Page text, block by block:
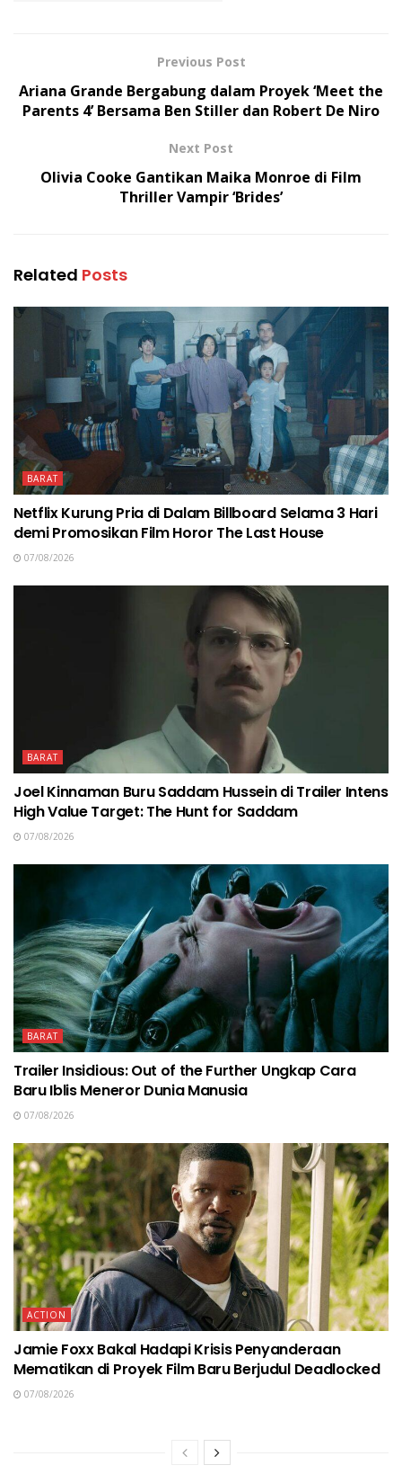
Previous Post
Ariana Grande Bergabung dalam Proyek ‘Meet the
Parents 4’ Bersama Ben Stiller dan Robert De Niro
Next Post
Olivia Cooke Gantikan Maika Monroe di Film
Thriller Vampir ‘Brides’
Related Posts
BARAT
Netflix Kurung Pria di Dalam Billboard Selama 3 Hari
demi Promosikan Film Horor The Last House
07/08/2026
BARAT
Joel Kinnaman Buru Saddam Hussein di Trailer Intens
High Value Target: The Hunt for Saddam
07/08/2026
BARAT
Trailer Insidious: Out of the Further Ungkap Cara
Baru Iblis Meneror Dunia Manusia
07/08/2026
ACTION
Jamie Foxx Bakal Hadapi Krisis Penyanderaan
Mematikan di Proyek Film Baru Berjudul Deadlocked
07/08/2026